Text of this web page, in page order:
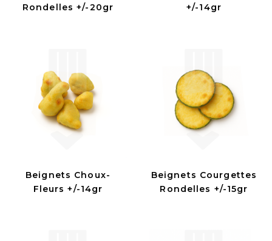
Rondelles +/-20gr
+/-14gr
Beignets Choux-
Fleurs +/-14gr
Beignets Courgettes
Rondelles +/-15gr